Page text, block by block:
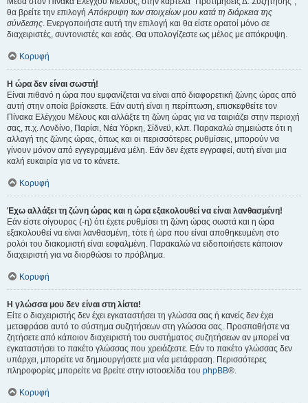
θα βρείτε την επιλογήΑπόκρυψη των στοιχείων μου κατά τη διάρκεια της
σύνδεσης. Ενεργοποιήστε αυτή την επιλογή και θα είστε ορατοί μόνο σε
διαχειριστές, συντονιστές και εσάς. Θα υπολογίζεστε ως μέλος με απόκρυψη.
Κορυφή
Η ώρα δεν είναι σωστή!
Είναι πιθανό η ώρα που εμφανίζεται να είναι από διαφορετική ζώνης ώρας από
αυτή στην οποία βρίσκεστε. Εάν αυτή είναι η περίπτωση, επισκεφθείτε τον
Πίνακα Ελέγχου Μέλους και αλλάξτε τη ζώνη ώρας για να ταιριάζει στην περιοχή
σας, π.χ. Λονδίνο, Παρίσι, Νέα Υόρκη, Σίδνεϋ, κλπ. Παρακαλώ σημειώστε ότι η
αλλαγή της ζώνης ώρας, όπως και οι περισσότερες ρυθμίσεις, μπορούν να
γίνουν μόνον από εγγεγραμμένα μέλη. Εάν δεν έχετε εγγραφεί, αυτή είναι μια
καλή ευκαιρία για να το κάνετε.
Κορυφή
Έχω αλλάξει τη ζώνη ώρας και η ώρα εξακολουθεί να είναι λανθασμένη!
Εάν είστε σίγουρος (-η) ότι έχετε ρυθμίσει τη ζώνη ώρας σωστά και η ώρα
εξακολουθεί να είναι λανθασμένη, τότε ή ώρα που είναι αποθηκευμένη στο
ρολόι του διακομιστή είναι εσφαλμένη. Παρακαλώ να ειδοποιήσετε κάποιον
διαχειριστή για να διορθώσει το πρόβλημα.
Κορυφή
Η γλώσσα μου δεν είναι στη λίστα!
Είτε ο διαχειριστής δεν έχει εγκαταστήσει τη γλώσσα σας ή κανείς δεν έχει
μεταφράσει αυτό το σύστημα συζητήσεων στη γλώσσα σας. Προσπαθήστε να
ζητήσετε από κάποιον διαχειριστή του συστήματος συζητήσεων αν μπορεί να
εγκαταστήσει το πακέτο γλώσσας που χρειάζεστε. Εάν το πακέτο γλώσσας δεν
υπάρχει, μπορείτε να δημιουργήσετε μια νέα μετάφραση. Περισσότερες
πληροφορίες μπορείτε να βρείτε στην ιστοσελίδα του phpBB®.
Κορυφή